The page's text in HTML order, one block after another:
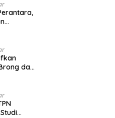
Melawi AKBP
Tata
dan